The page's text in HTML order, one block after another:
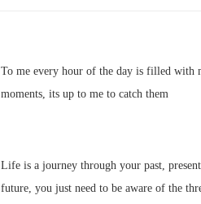
To me every hour of the day is filled with
moments, its up to me to catch them
Life is a journey through your past,
future, you just need to be aware of the